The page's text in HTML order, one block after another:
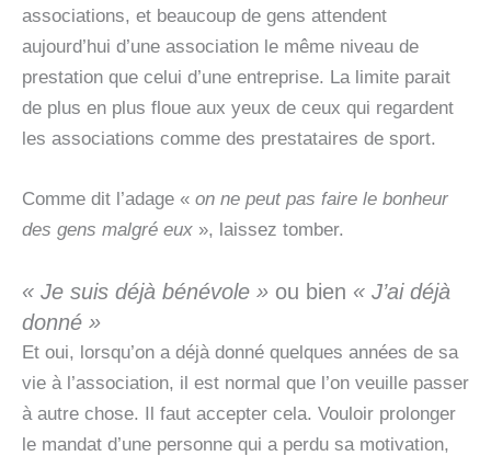
associations, et beaucoup de gens attendent
aujourd’hui d’une association le même niveau de
prestation que celui d’une entreprise. La limite parait
de plus en plus floue aux yeux de ceux qui regardent
les associations comme des prestataires de sport.
Comme dit l’adage « on ne peut pas faire le bonheur
des gens malgré eux », laissez tomber.
« Je suis déjà bénévole » ou bien « J’ai déjà
donné »
Et oui, lorsqu’on a déjà donné quelques années de sa
vie à l’association, il est normal que l’on veuille passer
à autre chose. Il faut accepter cela. Vouloir prolonger
le mandat d’une personne qui a perdu sa motivation,